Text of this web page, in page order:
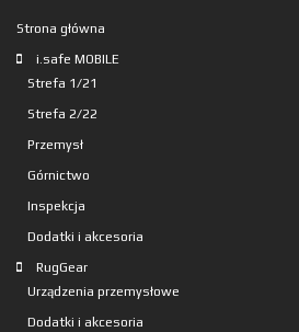
Strona główna
i.safe MOBILE
Strefa 1/21
Strefa 2/22
Przemysł
Górnictwo
Inspekcja
Dodatki i akcesoria
RugGear
Urządzenia przemysłowe
Dodatki i akcesoria